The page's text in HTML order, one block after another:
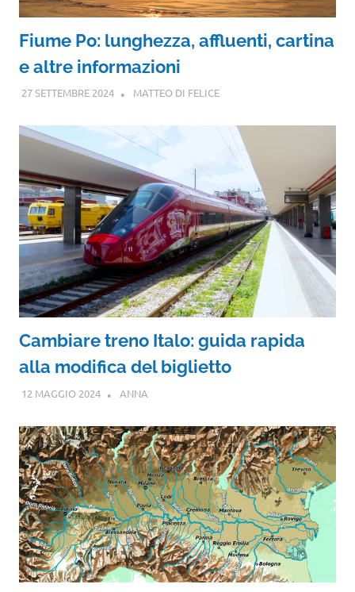
Fiume Po: lunghezza, affluenti, cartina
e altre informazioni
27 SETTEMBRE 2024 MATTEO DI FELICE
Cambiare treno Italo: guida rapida
alla modifica del biglietto
12 MAGGIO 2024 ANNA